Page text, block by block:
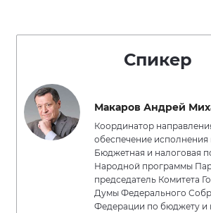
Спикер
Макаров Андрей
Координатор
обеспечение
Бюджетная и налоговая
Народной программы
председатель Комитета
Думы Федерального
Федерации по бюджету и